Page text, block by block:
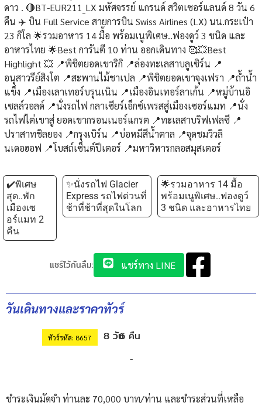
ดาว . 🔴BT-EUR211_LX มหัศจรรย์ แกรนด์ สวิตเซอร์แลนด์ 8 วัน 6
คืน ✈️ บิน Full Service สายการบิน Swiss Airlines (LX) นน.กระเป๋า
23 กิโล 🌟รวมอาหาร 14 มื้อ พร้อมเนูพิเศษ..ฟองดูว์ 3 ชนิด และ
อาหารไทย 🌟Best การันตี 10 ท่าน ออกเดินทาง 🥰💥Best
Highlight 💥 📍พิชิตยอดเขาริกิ 📍ล่องทะเลสาบลูเซิร์น 📍
อนุสาวรีย์สิงโต 📍สะพานไม้ชาเปล 📍พิชิตยอดเขาจุงเฟรา 📍ถ้ำน้ำ
แข็ง 📍เมืองเลาเทอร์บรุนเนิน 📍เมืองอินเทอร์ลาเก้น 📍หมู่บ้านอิ
เซลล์วอลด์ 📍นั่งรถไฟ กลาเซียร์เอ็กซ์เพรสสู่เมืองเซอร์แมท 📍นั่ง
รถไฟไต่เขาสู่ ยอดเขากรอนเนอร์แกรต 📍ทะเลสาบริฟเฟลซี 📍
ปราสาทชิลยอง 📍กรุงเบิร์น 📍บ่อหมีสีน้ำตาล 📍จุดชมวิวลิ
นเดอฮอฟ 📍โบสถ์เซ็นต์ปีเตอร์ 📍มหาวิหารกลอสมุสเตอร์
✔️พิเศษ
สุด..พัก
เมืองเซ
อร์แมท 2
คืน
✨นั่งรถไฟ Glacier
Express รถไฟด่วนที่
ช้าที่ช้าที่สุดในโลก
🌟รวมอาหาร 14 มื้อ
พร้อมเนูพิเศษ..ฟองดูว์
3 ชนิด และอาหารไทย
แชร์ไว้กันลืม: แชร์ทาง LINE
วันเดินทางและราคาทัวร์
ทัวร์รหัส: 8657 8 วัน6 คืน
-
ชำระเงินมัดจำ ท่านละ 70,000 บาท/ท่าน และชำระส่วนที่เหลือ